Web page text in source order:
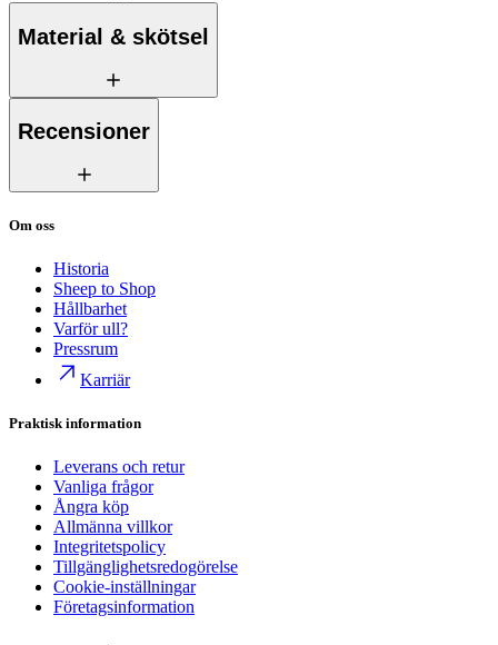
Material & skötsel
Recensioner
Om oss
Historia
Sheep to Shop
Hållbarhet
Varför ull?
Pressrum
Karriär
Praktisk information
Leverans och retur
Vanliga frågor
Ångra köp
Allmänna villkor
Integritetspolicy
Tillgänglighetsredogörelse
Cookie-inställningar
Företagsinformation